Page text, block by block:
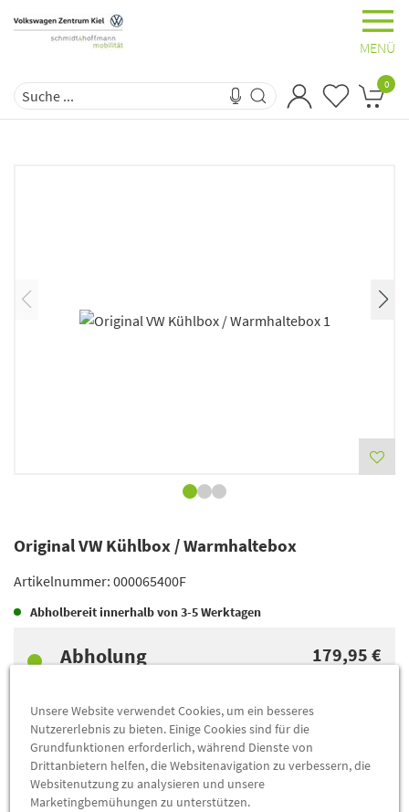
MENÜ
0
Original VW Kühlbox / Warmhaltebox
Artikelnummer: 000065400F
Abholbereit innerhalb von3-5 Werktagen
Abholung 179,95 €
-
RESERVIEREN & ABHOLEN
Unsere Website verwendet Cookies, um ein besseres
Nutzererlebnis zu bieten. Einige Cookies sind für die
Grundfunktionen erforderlich, während Dienste von
Drittanbietern helfen, die Websitenavigation zu verbessern, die
Websitenutzung zu analysieren und unsere
Marketingbemühungen zu unterstützen.